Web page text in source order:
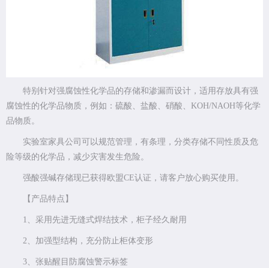
特别针对强腐蚀性化学品的存储和渗漏而设计，适用存放具有强
腐蚀性的化学品物质，例如：硫酸、盐酸、硝酸、KOH/NAOH等化学
品物质。
实验室家具公司可以规范管理，有条理，分类存储不同性质及危
险等级的化学品，减少灾害发生危险。
强酸强碱存储现已获得欧盟CE认证，请客户放心购买使用。
【产品特点】
1、采用先进无缝式焊结技术，柜子经久耐用
2、加强型结构，充分防止柜体变形
3、张贴醒目防腐蚀警示标签